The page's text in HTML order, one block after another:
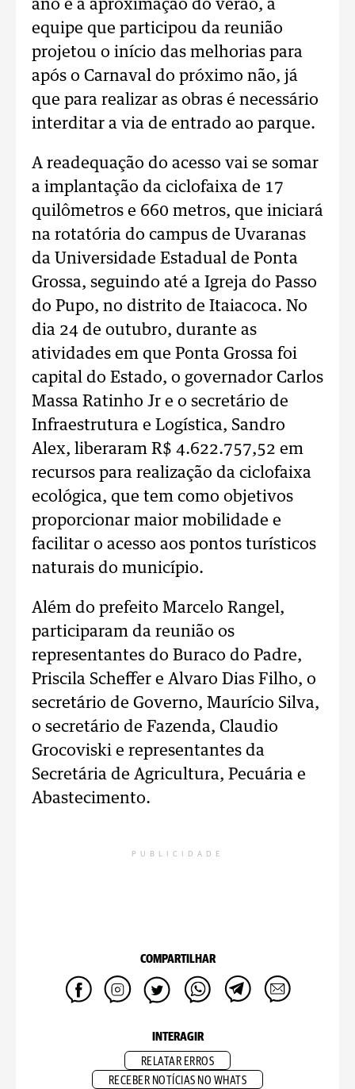
ano e a aproximação do verão, a
equipe que participou da reunião
projetou o início das melhorias para
após o Carnaval do próximo não, já
que para realizar as obras é necessário
interditar a via de entrado ao parque.
A readequação do acesso vai se somar
a implantação da ciclofaixa de 17
quilômetros e 660 metros, que iniciará
na rotatória do campus de Uvaranas
da Universidade Estadual de Ponta
Grossa, seguindo até a Igreja do Passo
do Pupo, no distrito de Itaiacoca. No
dia 24 de outubro, durante as
atividades em que Ponta Grossa foi
capital do Estado, o governador Carlos
Massa Ratinho Jr e o secretário de
Infraestrutura e Logística, Sandro
Alex, liberaram R$ 4.622.757,52 em
recursos para realização da ciclofaixa
ecológica, que tem como objetivos
proporcionar maior mobilidade e
facilitar o acesso aos pontos turísticos
naturais do município.
Além do prefeito Marcelo Rangel,
participaram da reunião os
representantes do Buraco do Padre,
Priscila Scheffer e Alvaro Dias Filho, o
secretário de Governo, Maurício Silva,
o secretário de Fazenda, Claudio
Grocoviski e representantes da
Secretária de Agricultura, Pecuária e
Abastecimento.
PUBLICIDADE
COMPARTILHAR
INTERAGIR
RELATAR ERROS
RECEBER NOTÍCIAS NO WHATS